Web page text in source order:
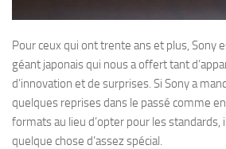
Pour ceux qui ont trente ans et plus, Sony
géant japonais qui nous a offert tant
d’innovation et de surprises. Si Sony a
quelques reprises dans le passé comme
formats au lieu d’opter pour les standards,
quelque chose d’assez spécial.